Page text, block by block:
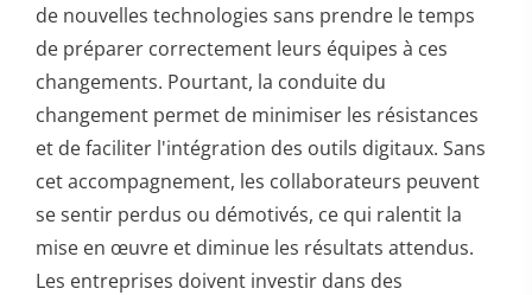
de nouvelles technologies sans prendre le temps
de préparer correctement leurs équipes à ces
changements. Pourtant, la conduite du
changement permet de minimiser les résistances
et de faciliter l'intégration des outils digitaux. Sans
cet accompagnement, les collaborateurs peuvent
se sentir perdus ou démotivés, ce qui ralentit la
mise en œuvre et diminue les résultats attendus.
Les entreprises doivent investir dans des